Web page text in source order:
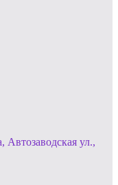
Автозаводская ул.,